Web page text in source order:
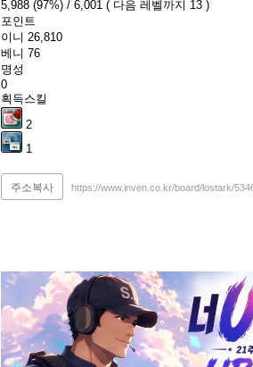
5,988 (97%) / 6,001 ( 다음 레벨까지 13 )
포인트
이니 26,810
베니 76
명성
0
획득스킬
2
1
주소복사 https://www.inven.co.kr/board/lostark/